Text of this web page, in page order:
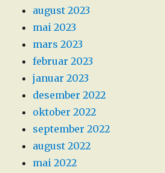
august 2023
mai 2023
mars 2023
februar 2023
januar 2023
desember 2022
oktober 2022
september 2022
august 2022
mai 2022